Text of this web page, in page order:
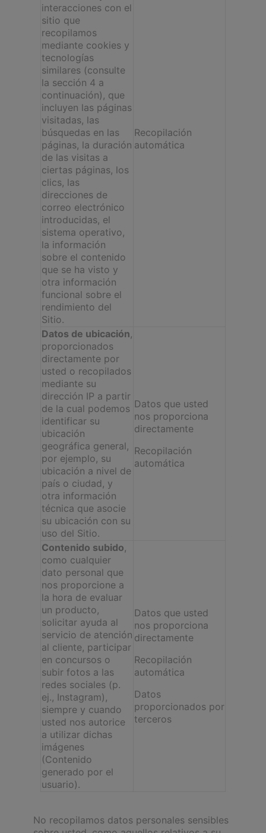
interacciones con el
sitio que
recopilamos
mediante cookies y
tecnologías
similares (consulte
la sección 4 a
continuación), que
incluyen las páginas
visitadas, las
búsquedas en las
páginas, la duración
de las visitas a
ciertas páginas, los
clics, las
direcciones de
correo electrónico
introducidas, el
sistema operativo,
la información
sobre el contenido
que se ha visto y
otra información
funcional sobre el
rendimiento del
Sitio.
Recopilación
automática
Datos de ubicación,
proporcionados
directamente por
usted o recopilados
mediante su
dirección IP a partir
de la cual podemos
identificar su
ubicación
geográfica general,
por ejemplo, su
ubicación a nivel de
país o ciudad, y
otra información
técnica que asocie
su ubicación con su
uso del Sitio.
Datos que usted
nos proporciona
directamente
Recopilación
automática
Contenido subido,
como cualquier
dato personal que
nos proporcione a
la hora de evaluar
un producto,
solicitar ayuda al
servicio de atención
al cliente, participar
en concursos o
subir fotos a las
redes sociales (p.
ej., Instagram),
siempre y cuando
usted nos autorice
a utilizar dichas
imágenes
(Contenido
generado por el
usuario).
Datos que usted
nos proporciona
directamente
Recopilación
automática
Datos
proporcionados por
terceros
No recopilamos datos personales sensibles